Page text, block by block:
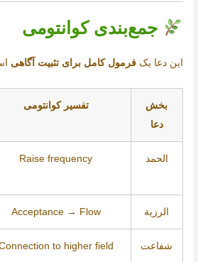
جمع‌بندی کوانتومی
این دعا یکفرمول کامل برای تثبیت آگاهی
بخش
دعا
تفسیر کوانتومی
الحمد Raise frequency
الرزیة Acceptance → Flow
شفاعت to higher field